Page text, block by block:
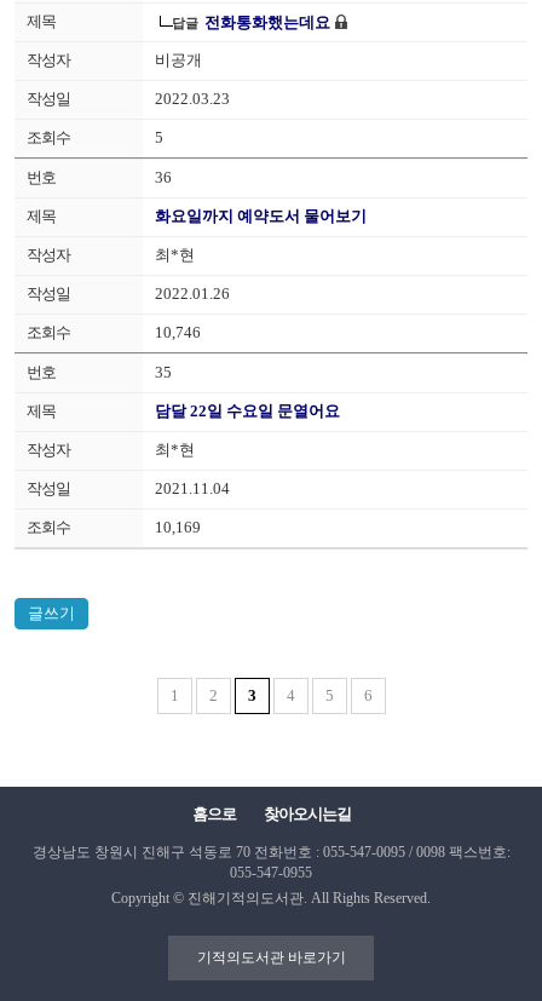
답글 전화통화했는데요
비공개
2022.03.23
5
36
화요일까지 예약도서 물어보기
최*현
2022.01.26
10,746
35
담달 22일 수요일 문열어요
최*현
2021.11.04
10,169
글쓰기
1 2 3 4 5 6
홈으로 찾아오시는길
경상남도 창원시 진해구 석동로 70전화번호 : 055-547-0095 / 0098팩스번호:
055-547-0955
Copyright © 진해기적의도서관. All Rights Reserved.
기적의도서관 바로가기